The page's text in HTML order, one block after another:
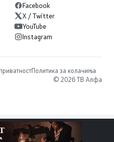
Facebook
X / Twitter
YouTube
Instagram
Политика за колачиња
© 2026 ТВ Алфа